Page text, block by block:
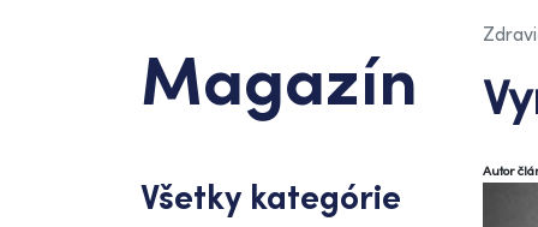
Magazín
Všetky kategórie
Autor